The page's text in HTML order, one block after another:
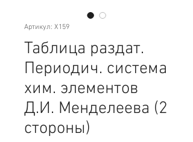
Артикул: X159
Таблица раздат.
Периодич. система
хим. элементов
Д.И. Менделеева (2
стороны)